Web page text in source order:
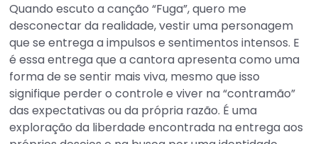
Quando escuto a canção “Fuga”, quero me
desconectar da realidade, vestir uma personagem
que se entrega a impulsos e sentimentos intensos. E
é essa entrega que a cantora apresenta como uma
forma de se sentir mais viva, mesmo que isso
signifique perder o controle e viver na “contramão”
das expectativas ou da própria razão. É uma
exploração da liberdade encontrada na entrega aos